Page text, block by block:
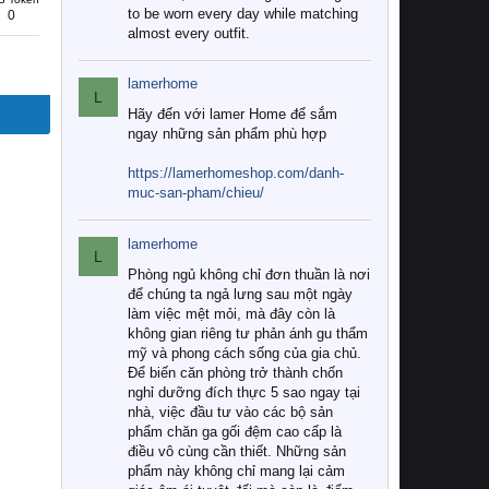
0
to be worn every day while matching
almost every outfit.
L
lamerhome
Hãy đến với lamer Home để sắm
ngay những sản phẩm phù hợp
https://lamerhomeshop.com/danh-
muc-san-pham/chieu/
L
lamerhome
Phòng ngủ không chỉ đơn thuần là nơi
để chúng ta ngả lưng sau một ngày
làm việc mệt mỏi, mà đây còn là
không gian riêng tư phản ánh gu thẩm
mỹ và phong cách sống của gia chủ.
Để biến căn phòng trở thành chốn
nghỉ dưỡng đích thực 5 sao ngay tại
nhà, việc đầu tư vào các bộ sản
phẩm chăn ga gối đệm cao cấp là
điều vô cùng cần thiết. Những sản
phẩm này không chỉ mang lại cảm